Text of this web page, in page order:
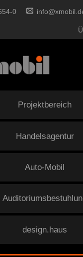
0
Projektbereich
Handelsagentur
Auto-Mobil
design.haus